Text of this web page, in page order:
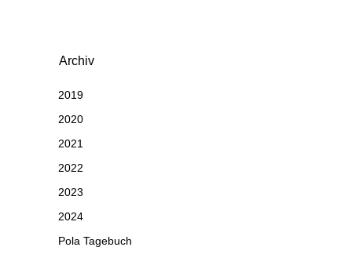
Archiv
2019
2020
2021
2022
2023
2024
Pola Tagebuch